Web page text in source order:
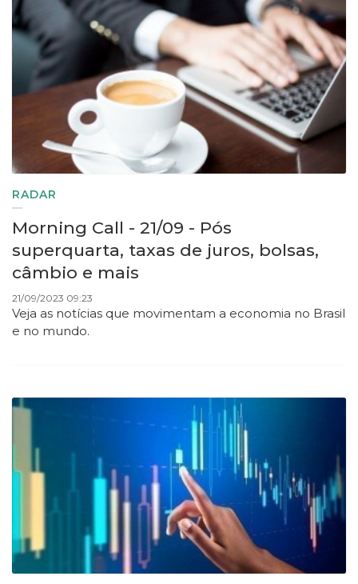
RADAR
Morning Call - 21/09 - Pós
superquarta, taxas de juros, bolsas,
câmbio e mais
21/09/2023 09:23
Veja as notícias que movimentam a economia no Brasil
e no mundo.